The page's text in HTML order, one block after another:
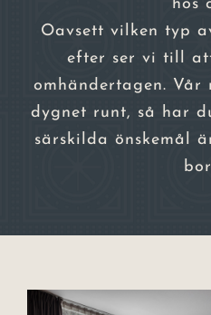
hos
Oavsett vilken typ
efter ser vi till
omhändertagen.
dygnet runt, så har
särskilda önskemål